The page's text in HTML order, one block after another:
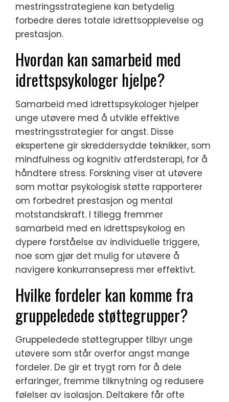
mestringsstrategiene kan betydelig
forbedre deres totale idrettsopplevelse og
prestasjon.
Hvordan kan samarbeid med
idrettspsykologer hjelpe?
Samarbeid med idrettspsykologer hjelper
unge utøvere med å utvikle effektive
mestringsstrategier for angst. Disse
ekspertene gir skreddersydde teknikker, som
mindfulness og kognitiv atferdsterapi, for å
håndtere stress. Forskning viser at utøvere
som mottar psykologisk støtte rapporterer
om forbedret prestasjon og mental
motstandskraft. I tillegg fremmer
samarbeid med en idrettspsykolog en
dypere forståelse av individuelle triggere,
noe som gjør det mulig for utøvere å
navigere konkurransepress mer effektivt.
Hvilke fordeler kan komme fra
gruppeledede støttegrupper?
Gruppeledede støttegrupper tilbyr unge
utøvere som står overfor angst mange
fordeler. De gir et trygt rom for å dele
erfaringer, fremme tilknytning og redusere
følelser av isolasjon. Deltakere får ofte